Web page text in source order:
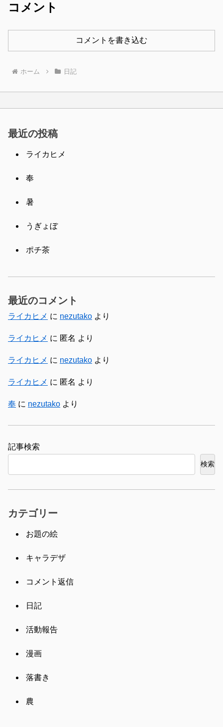
コメント
コメントを書き込む
ホーム 日記
最近の投稿
ライカヒメ
奉
暑
うぎょぼ
ポチ茶
最近のコメント
ライカヒメ に nezutako より
ライカヒメ に 匿名 より
ライカヒメ に nezutako より
ライカヒメ に 匿名 より
奉 に nezutako より
検索
検索
カテゴリー
お題の絵
キャラデザ
コメント返信
日記
活動報告
漫画
落書き
農